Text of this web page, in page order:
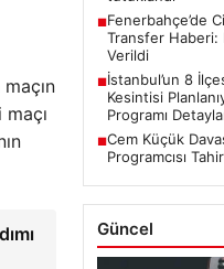
■Fenerbahçe’de
Transfer Haberi:
Verildi
■İstanbul’un 8
Kesintisi
Programı
■Cem Küçük
Programcısı
Güncel